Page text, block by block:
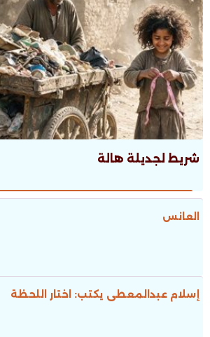
شريط لجديلة هالة
العانس
إسلام عبدالمعطى يكتب: اختار اللحظة